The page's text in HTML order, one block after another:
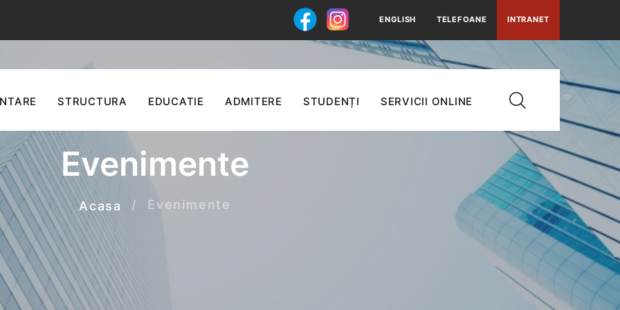
ENGLISH TELEFOANE INTRANET
STRUCTURA EDUCATIE ADMITERE STUDENȚI SERVICII ONLINE
Evenimente
Acasa Evenimente